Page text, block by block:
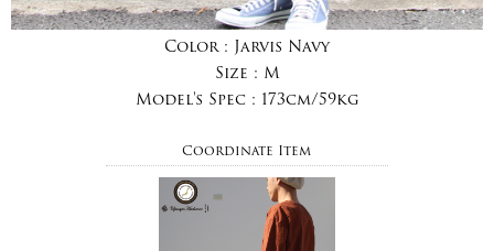
Color : Jarvis Navy
Size : M
Model's Spec : 173cm/59kg
Coordinate Item